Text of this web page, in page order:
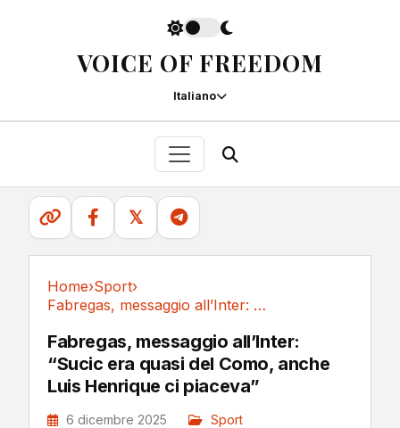
VOICE OF FREEDOM
Italiano
𝕏
Home›Sport›
Fabregas, messaggio all’Inter: “Sucic era...
Fabregas, messaggio all’Inter:
“Sucic era quasi del Como, anche
Luis Henrique ci piaceva”
6 dicembre 2025 Sport